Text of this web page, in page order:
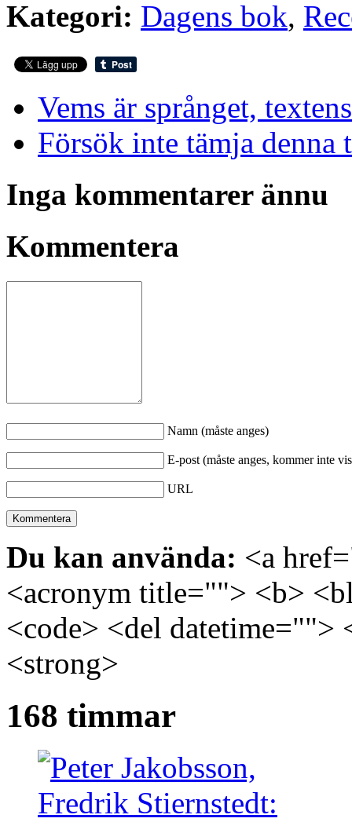
Kategori: Dagens bok,
Vems är språnget,
Försök inte tämja denna
Inga kommentarer ännu
Kommentera
Namn (måste anges)
E-post (måste anges, kommer inte
URL
Du kan använda: <a
<acronym title=""> <b>
<code> <del
<strong>
168 timmar